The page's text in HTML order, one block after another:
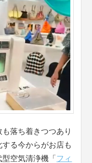
落ち着きつつあり
る今からがお店も
空気清浄機「 フィ